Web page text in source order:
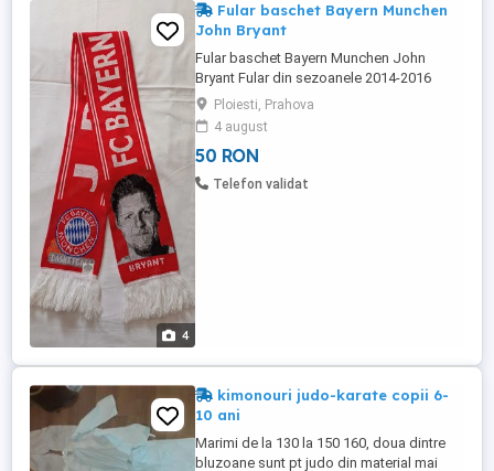
4
Fular baschet Bayern Munchen
John Bryant
Fular baschet Bayern Munchen John
Bryant Fular din sezoanele 2014-2016
Lungime: 160 cm Culoare: alb-rosu
Material: poliester
Ploiesti, Prahova
4 august
50 RON
Telefon validat
kimonouri judo-karate copii 6-
10 ani
Marimi de la 130 la 150 160, doua dintre
bluzoane sunt pt judo din material mai